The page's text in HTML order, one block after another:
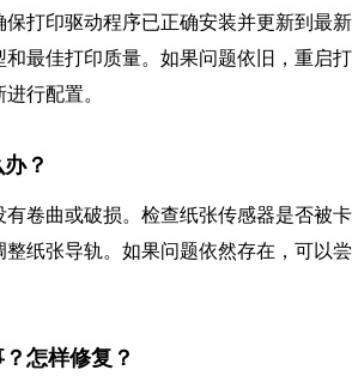
打印驱动程序已正确安装并更新到最
最佳打印质量。如果问题依旧，重启
行配置。
？
卷曲或破损。检查纸张传感器是否被
纸张导轨。如果问题依然存在，可以
怎样修复？